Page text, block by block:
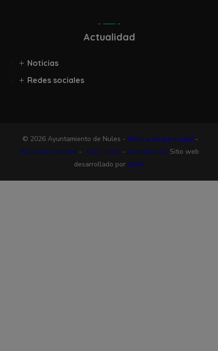
Actualidad
Noticias
Redes sociales
© 2026 Ayuntamiento de Nules - Política de privacidad -
Política de cookies - Aviso legal- Accesibilidad Sitio web
desarrollado por ESPA